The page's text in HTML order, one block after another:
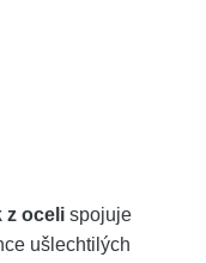
z oceli spojuje
ušlechtilých